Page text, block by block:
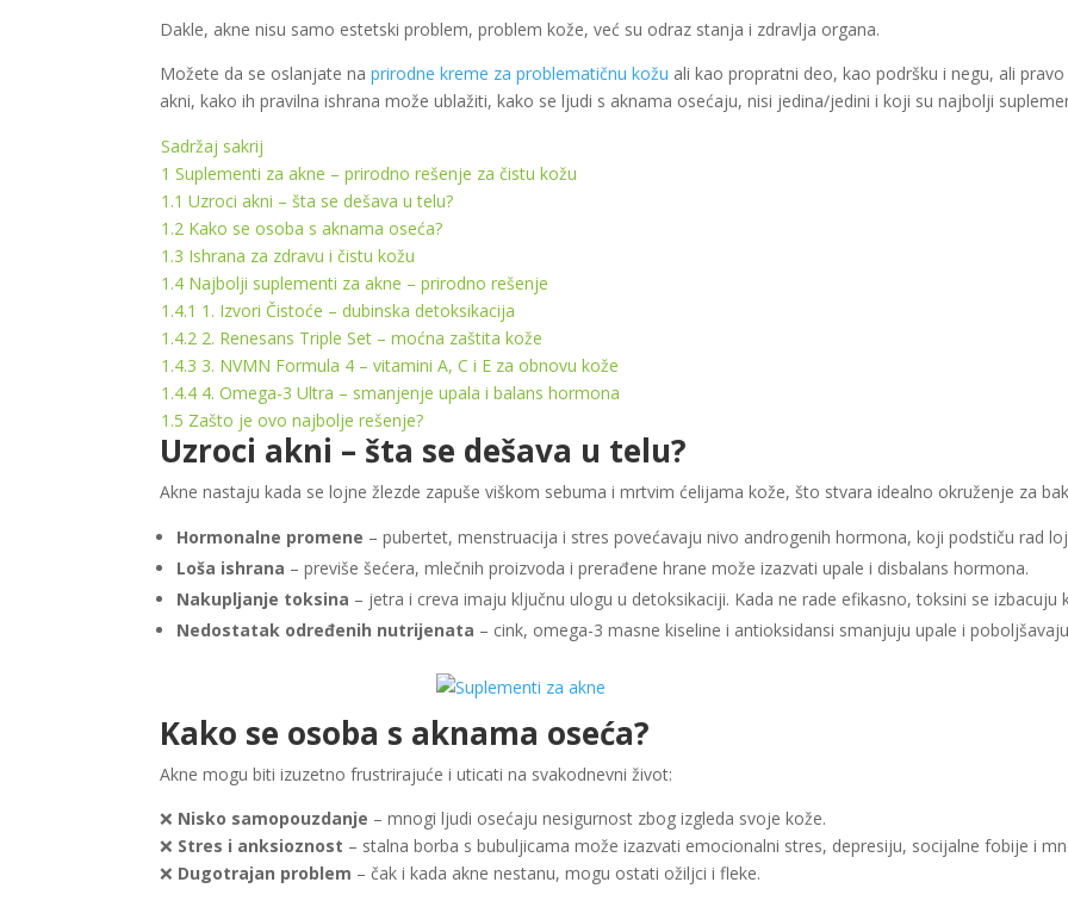
Dakle, akne nisu samo estetski problem, problem kože, već su odraz stanja i zdravlja organa.
Možete da se oslanjate naprirodne kreme za problematičnu kožu ali kao propratni deo, kao podršku i negu, ali
akni, kako ih pravilna ishrana može ublažiti, kako se ljudi s aknama osećaju, nisi jedina/jedini i koji su najbolji
Sadržaj sakrij
1 Suplementi za akne – prirodno rešenje za čistu kožu
1.1 Uzroci akni – šta se dešava u telu?
1.2 Kako se osoba s aknama oseća?
1.3 Ishrana za zdravu i čistu kožu
1.4 Najbolji suplementi za akne – prirodno rešenje
1.4.1 1. Izvori Čistoće – dubinska detoksikacija
1.4.2 2. Renesans Triple Set – moćna zaštita kože
1.4.3 3. NVMN Formula 4 – vitamini A, C i E za obnovu kože
1.4.4 4. Omega-3 Ultra – smanjenje upala i balans hormona
1.5 Zašto je ovo najbolje rešenje?
Uzroci akni – šta se dešava u telu?
Akne nastaju kada se lojne žlezde zapuše viškom sebuma i mrtvim ćelijama kože, što stvara idealno okruženje za
Hormonalne promene – pubertet, menstruacija i stres povećavaju nivo androgenih hormona, koji podstiču rad
Loša ishrana – previše šećera, mlečnih proizvoda i prerađene hrane može izazvati upale i disbalans hormona.
Nakupljanje toksina – jetra i creva imaju ključnu ulogu u detoksikaciji. Kada ne rade efikasno, toksini se izbacuju
Nedostatak određenih nutrijenata – cink, omega-3 masne kiseline i antioksidansi smanjuju upale i
Kako se osoba s aknama oseća?
Akne mogu biti izuzetno frustrirajuće i uticati na svakodnevni život:
❌ Nisko samopouzdanje – mnogi ljudi osećaju nesigurnost zbog izgleda svoje kože.
❌ Stres i anksioznost – stalna borba s bubuljicama može izazvati emocionalni stres, depresiju, socijalne fobije i
❌ Dugotrajan problem – čak i kada akne nestanu, mogu ostati ožiljci i fleke.